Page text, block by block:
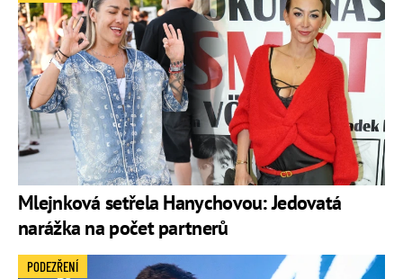
Mlejnková setřela Hanychovou: Jedovatá
narážka na počet partnerů
PODEZŘENÍ